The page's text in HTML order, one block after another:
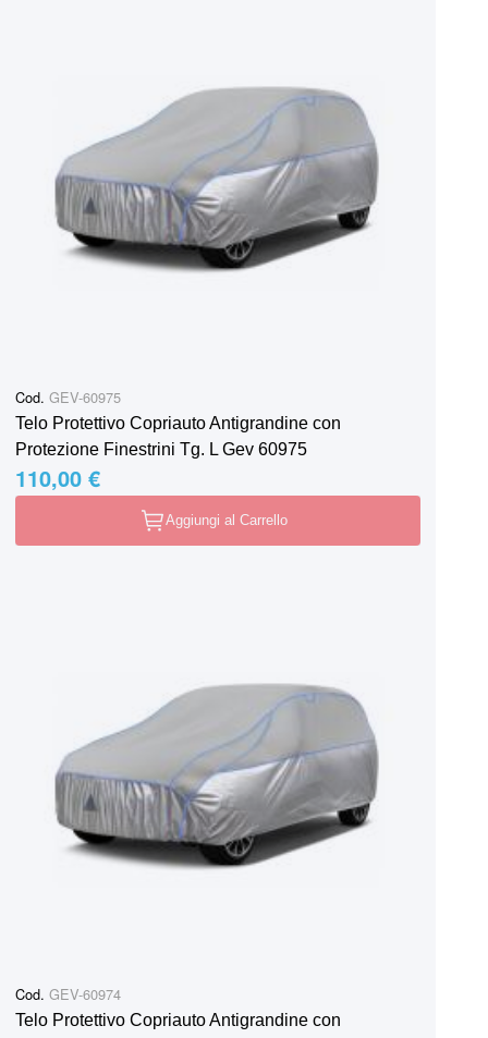
Cod. GEV-60975
Telo Protettivo Copriauto Antigrandine con
Protezione Finestrini Tg. L Gev 60975
110,00 €
Aggiungi al Carrello
Cod. GEV-60974
Telo Protettivo Copriauto Antigrandine con